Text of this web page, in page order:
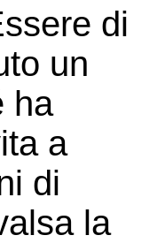
di
un
ha
a
di
la